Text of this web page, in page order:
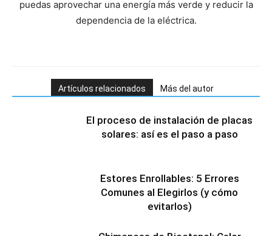
puedas aprovechar una energía más verde y reducir la
dependencia de la eléctrica.
Artículos relacionados Más del autor
El proceso de instalación de placas
solares: así es el paso a paso
Estores Enrollables: 5 Errores
Comunes al Elegirlos (y cómo
evitarlos)